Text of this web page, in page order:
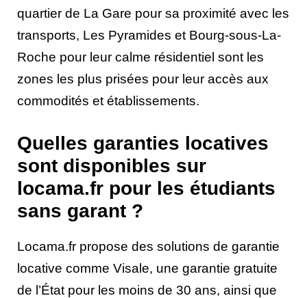
quartier de La Gare pour sa proximité avec les
transports, Les Pyramides et Bourg-sous-La-
Roche pour leur calme résidentiel sont les
zones les plus prisées pour leur accès aux
commodités et établissements.
Quelles garanties locatives
sont disponibles sur
locama.fr pour les étudiants
sans garant ?
Locama.fr propose des solutions de garantie
locative comme Visale, une garantie gratuite
de l’État pour les moins de 30 ans, ainsi que